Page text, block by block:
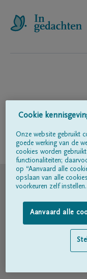
Volg ons op
Cookie
Onze website gebruikt
goede werking van de
cookies worden
functionaliteiten;
op “Aanvaard alle
opslaan van alle
voorkeuren zelf instellen.
Aanvaard alle